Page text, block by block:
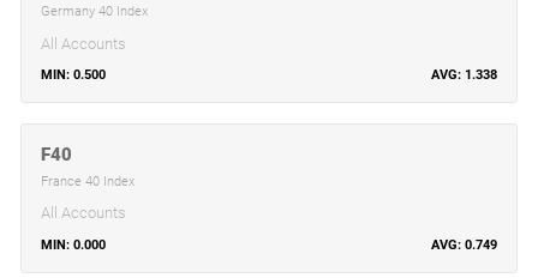
Germany 40 Index
0.500 1.338
All Accounts
F40
France 40 Index
0.000 0.749
All Accounts